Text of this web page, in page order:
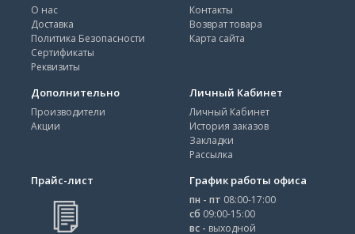
О нас
Доставка
Политика Безопасности
Сертификаты
Реквизиты
Контакты
Возврат товара
Карта сайта
Дополнительно
Производители
Акции
Личный Кабинет
Личный Кабинет
История заказов
Закладки
Рассылка
Прайс-лист График работы офиса
пн - пт 08:00-17:00
сб 09:00-15:00
вс - выходной